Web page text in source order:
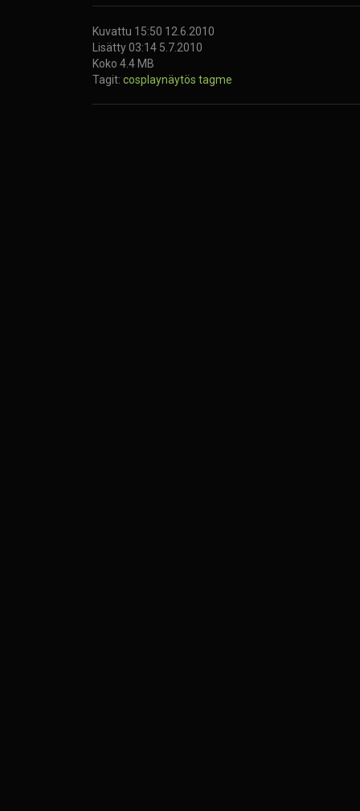
Kuvattu 15:50 12.6.2010
Lisätty 03:14 5.7.2010
Koko 4.4 MB
Tagit: cosplaynäytös tagme